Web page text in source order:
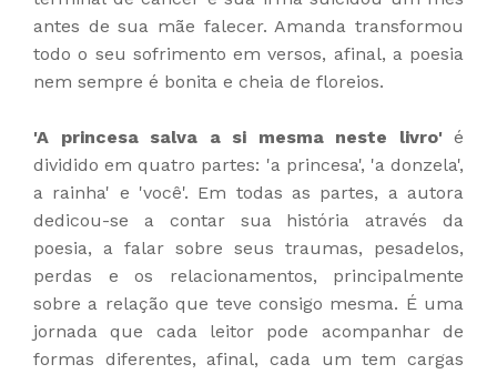
antes de sua mãe falecer. Amanda transformou
todo o seu sofrimento em versos, afinal, a poesia
nem sempre é bonita e cheia de floreios.
'A princesa salva a si mesma neste livro' é
dividido em quatro partes: 'a princesa', 'a donzela',
a rainha' e 'você'. Em todas as partes, a autora
dedicou-se a contar sua história através da
poesia, a falar sobre seus traumas, pesadelos,
perdas e os relacionamentos, principalmente
sobre a relação que teve consigo mesma. É uma
jornada que cada leitor pode acompanhar de
formas diferentes, afinal, cada um tem cargas